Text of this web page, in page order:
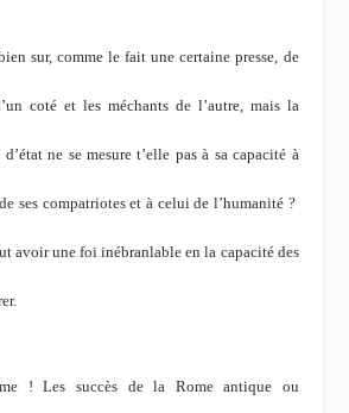
sur, comme le fait une certaine presse, de
coté et les méchants de l’autre, mais la
ne se mesure t’elle pas à sa capacité à
ses compatriotes et à celui de l’humanité ?
avoir une foi inébranlable en la capacité des
! Les succès de la Rome antique ou